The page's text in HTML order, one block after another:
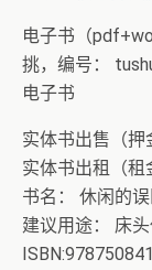
电子书（
挑，编号：
电子书
实体书出售（押
实体书出租（租
书名： 休闲的
建议用途： 床